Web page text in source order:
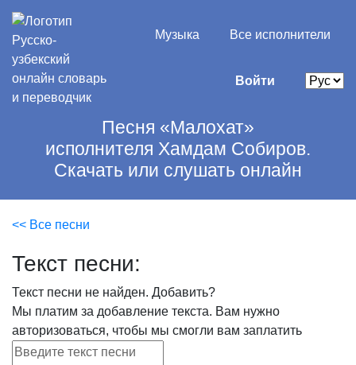
Музыка Все исполнители
Войти
Песня «Малохат»
исполнителя Хамдам Собиров.
Скачать или слушать онлайн
<< Все песни
Текст песни:
Текст песни не найден. Добавить?
Мы платим за добавление текста. Вам нужно
авторизоваться, чтобы мы смогли вам заплатить